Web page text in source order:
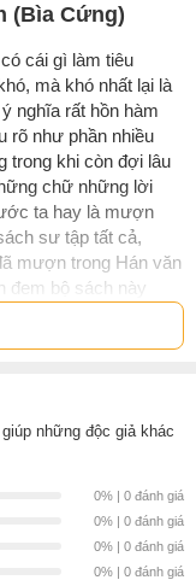
(Bìa Cứng)
cái gì làm tiêu
mà khó nhất lại là
nghĩa rất hồn hàm
rõ như phần nhiều
trong khi còn đợi lâu
chữ những lời
ta hay là mượn
sư tập tất cả,
mượn trong Hán văn
đem bộ sách này
giúp cho sự nhu yếu
phần vậy.
ra ở Thanh Hóa,
tốt nghiệp Thành
học Huế năm
tại trường Tiểu học
những độc giả khác
0% | 0 đánh giá
0% | 0 đánh giá
0% | 0 đánh giá
0% | 0 đánh giá